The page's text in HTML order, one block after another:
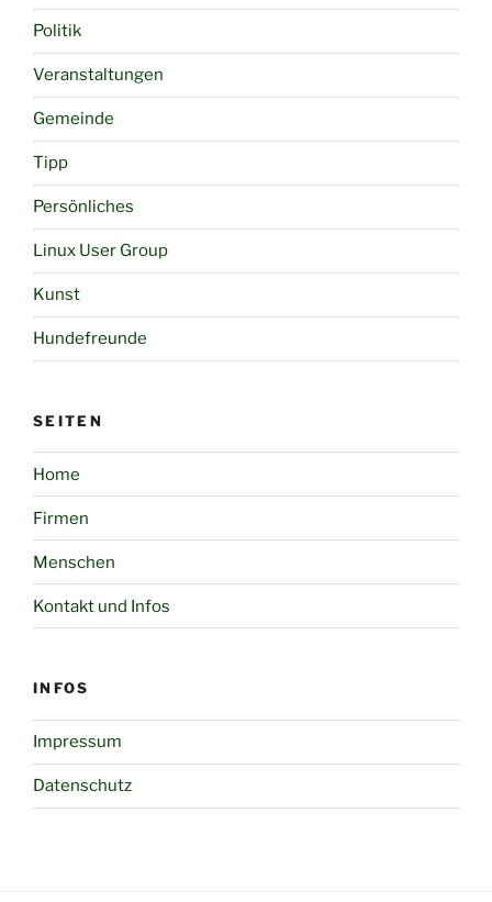
Politik
Veranstaltungen
Gemeinde
Tipp
Persönliches
Linux User Group
Kunst
Hundefreunde
SEITEN
Home
Firmen
Menschen
Kontakt und Infos
INFOS
Impressum
Datenschutz